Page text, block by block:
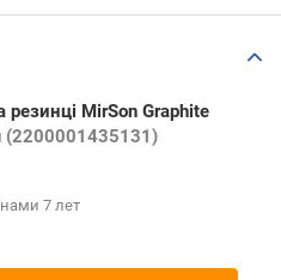
резинці MirSon Graphite
(2200001435131)
7 лет